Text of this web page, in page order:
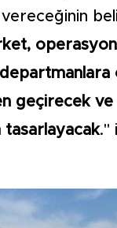
vereceğinin
departmanlara
geçirecek
tasarlayacak."